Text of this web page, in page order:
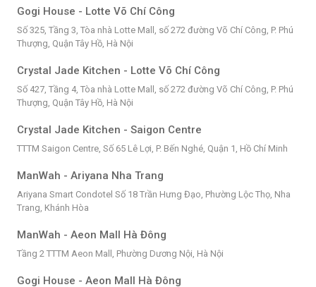
Gogi House - Lotte Võ Chí Công
Số 325, Tầng 3, Tòa nhà Lotte Mall, số 272 đường Võ Chí Công, P. Phú
Thượng, Quận Tây Hồ, Hà Nội
Crystal Jade Kitchen - Lotte Võ Chí Công
Số 427, Tầng 4, Tòa nhà Lotte Mall, số 272 đường Võ Chí Công, P. Phú
Thượng, Quận Tây Hồ, Hà Nội
Crystal Jade Kitchen - Saigon Centre
TTTM Saigon Centre, Số 65 Lê Lợi, P. Bến Nghé, Quận 1, Hồ Chí Minh
ManWah - Ariyana Nha Trang
Ariyana Smart Condotel Số 18 Trần Hưng Đạo, Phường Lộc Thọ, Nha
Trang, Khánh Hòa
ManWah - Aeon Mall Hà Đông
Tầng 2 TTTM Aeon Mall, Phường Dương Nội, Hà Nội
Gogi House - Aeon Mall Hà Đông